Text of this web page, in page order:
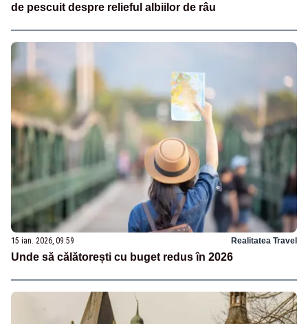
de pescuit despre relieful albiilor de râu
15 ian. 2026, 09:59 Realitatea Travel
Unde să călătorești cu buget redus în 2026